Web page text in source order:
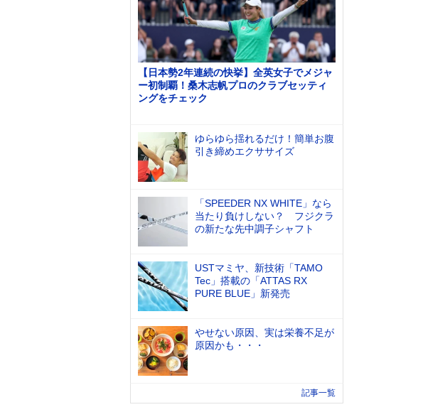
【日本勢2年連続の快挙】全英女子でメジャ
ー初制覇！桑木志帆プロのクラブセッティ
ングをチェック
ゆらゆら揺れるだけ！簡単お腹
引き締めエクササイズ
「SPEEDER NX WHITE」なら
当たり負けしない？ フジクラ
の新たな先中調子シャフト
USTマミヤ、新技術「TAMO
Tec」搭載の「ATTAS RX
PURE BLUE」新発売
やせない原因、実は栄養不足が
原因かも・・・
記事一覧